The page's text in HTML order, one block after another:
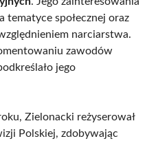
tematyce społecznej oraz
narciarstwa.
zawodów
jego
Zielonacki reżyserował
Polskiej, zdobywając